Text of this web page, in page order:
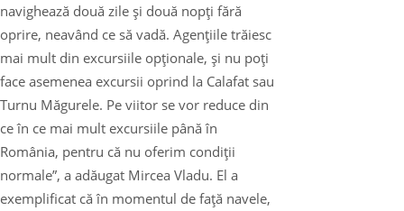
navighează două zile şi două nopţi fără
oprire, neavând ce să vadă. Agenţiile trăiesc
mai mult din excursiile opţionale, şi nu poţi
face asemenea excursii oprind la Calafat sau
Turnu Măgurele. Pe viitor se vor reduce din
ce în ce mai mult excursiile până în
România, pentru că nu oferim condiţii
normale”, a adăugat Mircea Vladu. El a
exemplificat că în momentul de faţă navele,